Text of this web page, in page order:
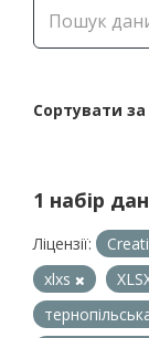
Сортувати за
1 набір
Ліцензії:
xlxs